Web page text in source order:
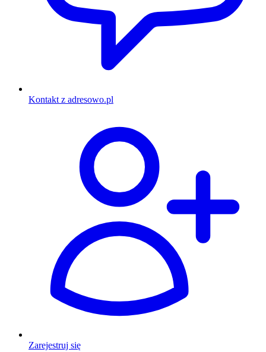
Kontakt z adresowo.pl
Zarejestruj się